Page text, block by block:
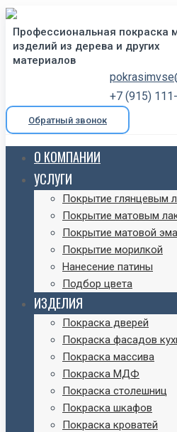
Профессиональная покраска
изделий из дерева и других
материалов
+7 (915)
Обратный звонок
О КОМПАНИИ
УСЛУГИ
Покрытие глянцевым
Покрытие матовым
Покрытие матовой
Покрытие морилкой
Нанесение патины
Подбор цвета
ИЗДЕЛИЯ
Покраска дверей
Покраска фасадов
Покраска массива
Покраска МДФ
Покраска столешниц
Покраска шкафов
Покраска кроватей